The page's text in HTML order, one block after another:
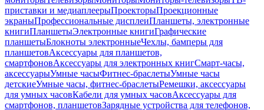
приставки и медиаплеерыПроекторыПроекционные
экраныПрофессиональные дисплеиПланшеты, электронные
книгиПланшетыЭлектронные книгиГрафические
планшетыБлокноты электронныеЧехлы, бамперы для
планшетовАксессуары для планшетов,
смартфоновАксессуары для электронных книгСмарт-часы,
аксессуарыУмные часыФитнес-браслетыУмные часы
детскиеУмные часы, фитнес-браслетыРемешки, аксессуары
для умных часовКабели для умных часовАксессуары для
смартфонов, планшетовЗарядные устройства для телефонов,